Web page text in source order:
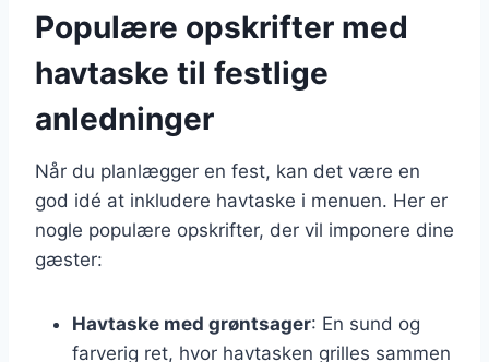
Populære opskrifter med
havtaske til festlige
anledninger
Når du planlægger en fest, kan det være en
god idé at inkludere havtaske i menuen. Her er
nogle populære opskrifter, der vil imponere dine
gæster:
Havtaske med grøntsager: En sund og
farverig ret, hvor havtasken grilles sammen